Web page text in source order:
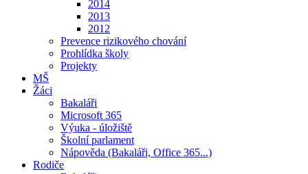
2014
2013
2012
Prevence rizikového chování
Prohlídka školy
Projekty
MŠ
Žáci
Bakaláři
Microsoft 365
Výuka - úložiště
Školní parlament
Nápověda (Bakaláři, Office 365...)
Rodiče